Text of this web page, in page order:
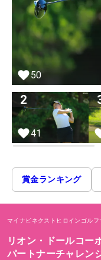
50
2
41
賞金ランキング
マイナビネクストヒロインゴルフ
リオン・ドールコー
パートナーチャレン